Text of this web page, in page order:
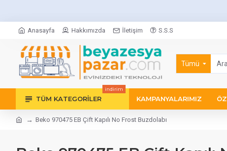
Anasayfa Hakkımızda İletişim S.S.S
Tümü
TÜM KATEGORILER
indirim
KAMPANYALARIMIZ
Beko 970475 EB Çift Kapılı No Frost Buzdolabı